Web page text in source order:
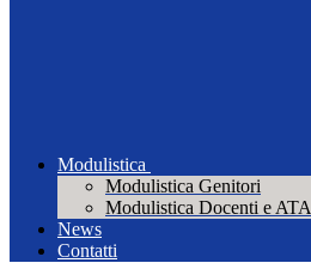
Modulistica
Modulistica Genitori
Modulistica Docenti e ATA
News
Contatti